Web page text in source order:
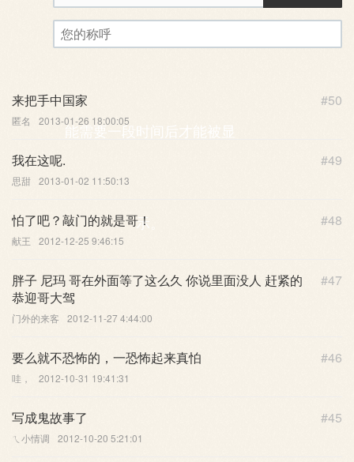
评论审核已启用。您的评论可
能需要一段时间后才能被显
示。
#50
来把手中国家
匿名 2013-01-26 18:00:05
#49
我在这呢.
思甜 2013-01-02 11:50:13
#48
怕了吧？敲门的就是哥！
献王 2012-12-25 9:46:15
#47
胖子 尼玛 哥在外面等了这么久 你说里面没人 赶紧的
恭迎哥大驾
门外的来客 2012-11-27 4:44:00
#46
要么就不恐怖的，一恐怖起来真怕
哇， 2012-10-31 19:41:31
#45
写成鬼故事了
ㄟ小情调 2012-10-20 5:21:01